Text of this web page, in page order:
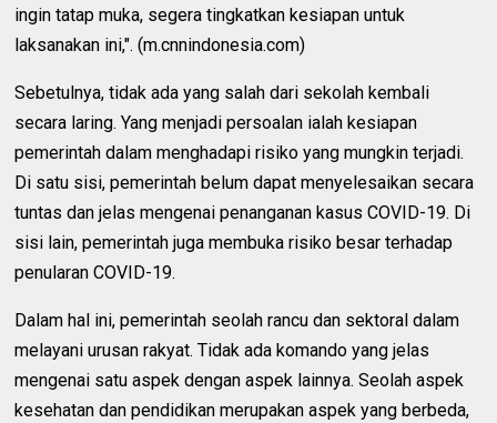
ingin tatap muka, segera tingkatkan kesiapan untuk
laksanakan ini,". (m.cnnindonesia.com)
Sebetulnya, tidak ada yang salah dari sekolah kembali
secara laring. Yang menjadi persoalan ialah kesiapan
pemerintah dalam menghadapi risiko yang mungkin terjadi.
Di satu sisi, pemerintah belum dapat menyelesaikan secara
tuntas dan jelas mengenai penanganan kasus COVID-19. Di
sisi lain, pemerintah juga membuka risiko besar terhadap
penularan COVID-19.
Dalam hal ini, pemerintah seolah rancu dan sektoral dalam
melayani urusan rakyat. Tidak ada komando yang jelas
mengenai satu aspek dengan aspek lainnya. Seolah aspek
kesehatan dan pendidikan merupakan aspek yang berbeda,